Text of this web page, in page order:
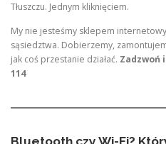
Tłuszczu. Jednym kliknięciem.
My nie jesteśmy sklepem
sąsiedztwa. Dobierzemy,
jak coś przestanie działać. Zadzwoń
114
Bluetooth czy Wi-Fi?